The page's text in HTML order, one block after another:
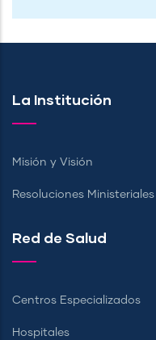
La Institución
Misión y Visión
Resoluciones Ministeriales
Red de Salud
Centros Especializados
Hospitales